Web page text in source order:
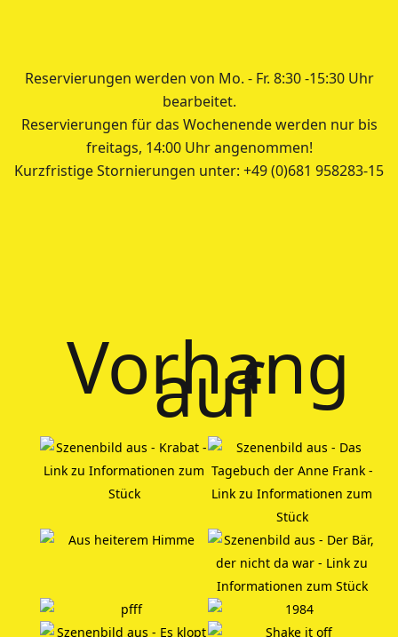
Reservierungen werden von Mo. - Fr. 8:30 -15:30 Uhr
bearbeitet.
Reservierungen für das Wochenende werden nur bis
freitags, 14:00 Uhr angenommen!
Kurzfristige Stornierungen unter: +49 (0)681 958283-15
Vorhang
auf